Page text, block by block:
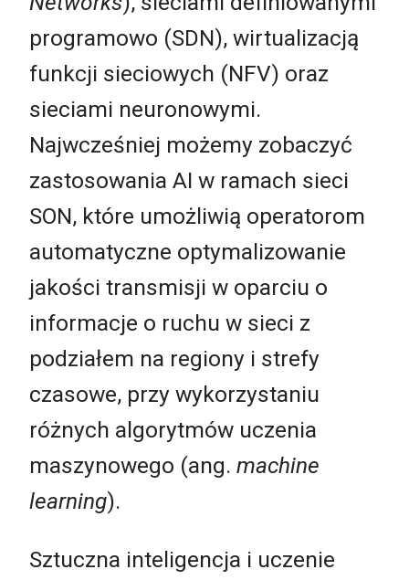
programowo (SDN), wirtualizacją
funkcji sieciowych (NFV) oraz
sieciami neuronowymi.
Najwcześniej możemy zobaczyć
zastosowania AI w ramach sieci
SON, które umożliwią operatorom
automatyczne optymalizowanie
jakości transmisji w oparciu o
informacje o ruchu w sieci z
podziałem na regiony i strefy
czasowe, przy wykorzystaniu
różnych algorytmów uczenia
maszynowego (ang. machine
learning).
Sztuczna inteligencja i uczenie